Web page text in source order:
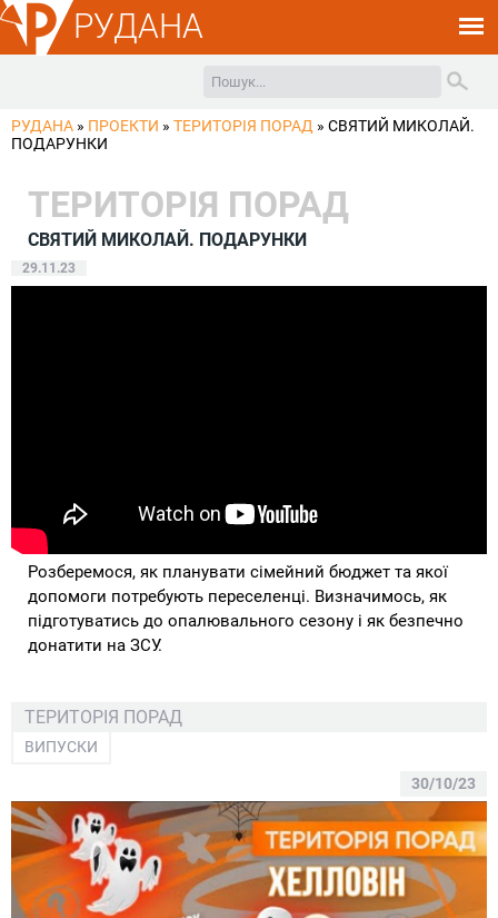
РУДАНА
РУДАНА » ПРОЕКТИ » ТЕРИТОРІЯ ПОРАД » СВЯТИЙ МИКОЛАЙ.
ПОДАРУНКИ
ТЕРИТОРІЯ ПОРАД
СВЯТИЙ МИКОЛАЙ. ПОДАРУНКИ
29.11.23
Розберемося, як планувати сімейний бюджет та якої
допомоги потребують переселенці. Визначимось, як
підготуватись до опалювального сезону і як безпечно
донатити на ЗСУ.
ТЕРИТОРІЯ ПОРАД
ВИПУСКИ
30/10/23